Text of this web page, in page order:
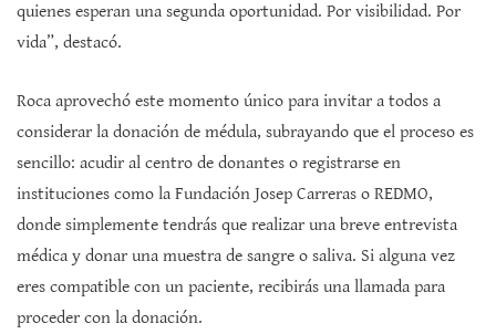
quienes esperan una segunda oportunidad. Por visibilidad. Por
vida”, destacó.
Roca aprovechó este momento único para invitar a todos a
considerar la donación de médula, subrayando que el proceso es
sencillo: acudir al centro de donantes o registrarse en
instituciones como la Fundación Josep Carreras o REDMO,
donde simplemente tendrás que realizar una breve entrevista
médica y donar una muestra de sangre o saliva. Si alguna vez
eres compatible con un paciente, recibirás una llamada para
proceder con la donación.